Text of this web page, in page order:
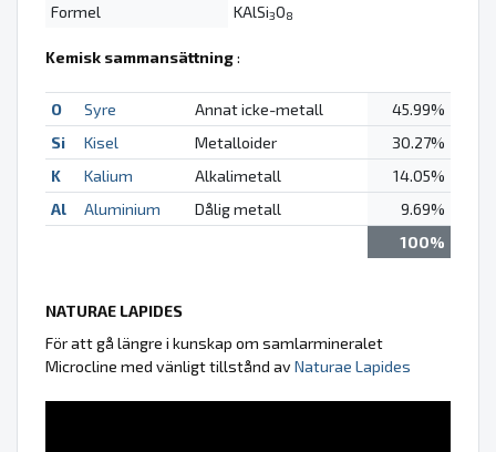
Formel
KAlSi3O8
Kemisk sammansättning:
O Syre Annat icke-metall
45.99%
Si
Kisel Metalloider
30.27%
K
Kalium Alkalimetall
14.05%
Al
Aluminium Dålig metall
9.69%
100%
NATURAE LAPIDES
För att gå längre i kunskap om samlarmineralet
Microcline med vänligt tillstånd avNaturae Lapides